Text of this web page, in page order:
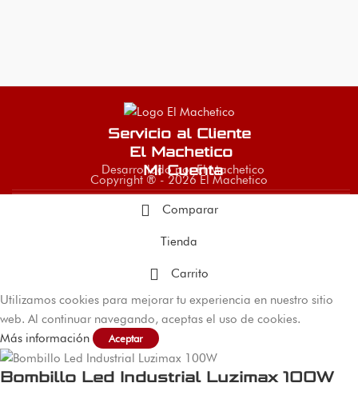
Servicio al Cliente
El Machetico
Mi Cuenta
Desarrollado por El Machetico
Copyright ® - 2026 El Machetico
Comparar
Tienda
Carrito
Utilizamos cookies para mejorar tu experiencia en nuestro sitio
web. Al continuar navegando, aceptas el uso de cookies.
Más información
Aceptar
Bombillo Led Industrial Luzimax 100W